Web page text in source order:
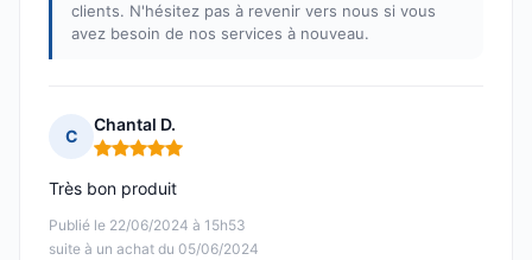
clients. N'hésitez pas à revenir vers nous si vous
avez besoin de nos services à nouveau.
C
Chantal D.
Note : 5 sur 5
Publié le 22/06/2024 à 15h53
suite à un achat du 05/06/2024
Très bon produit